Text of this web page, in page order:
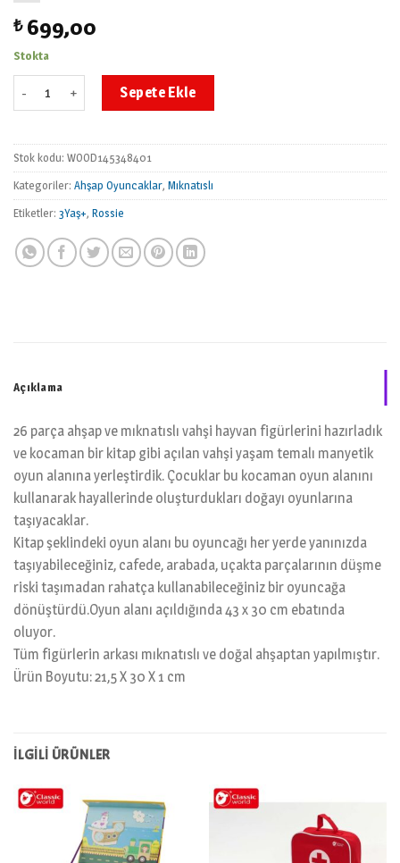
₺699,00
Stokta
Rossie Mıknatıslı Oyun Alanı Ahşap Vahşi Yaşam Seti Kitap 3 Yaş+
Sepete Ekle
Stok kodu: WOOD145348401
Kategoriler: Ahşap Oyuncaklar, Mıknatıslı
Etiketler: 3Yaş+, Rossie
Açıklama
26 parça ahşap ve mıknatıslı vahşi hayvan figürlerini hazırladık
ve kocaman bir kitap gibi açılan vahşi yaşam temalı manyetik
oyun alanına yerleştirdik. Çocuklar bu kocaman oyun alanını
kullanarak hayallerinde oluşturdukları doğayı oyunlarına
taşıyacaklar.
Kitap şeklindeki oyun alanı bu oyuncağı her yerde yanınızda
taşıyabileceğiniz, cafede, arabada, uçakta parçalarının düşme
riski taşımadan rahatça kullanabileceğiniz bir oyuncağa
dönüştürdü.Oyun alanı açıldığında 43 x 30 cm ebatında
oluyor.
Tüm figürlerin arkası mıknatıslı ve doğal ahşaptan yapılmıştır.
Ürün Boyutu: 21,5 X 30 X 1 cm
İLGILI ÜRÜNLER